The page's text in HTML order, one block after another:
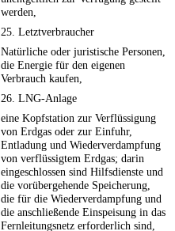
werden,
25. Letztverbraucher
Natürliche oder juristische Personen,
die Energie für den eigenen
Verbrauch kaufen,
26. LNG-Anlage
eine Kopfstation zur Verflüssigung
von Erdgas oder zur Einfuhr,
Entladung und Wiederverdampfung
von verflüssigtem Erdgas; darin
eingeschlossen sind Hilfsdienste und
die vorübergehende Speicherung,
die für die Wiederverdampfung und
die anschließende Einspeisung in das
Fernleitungsnetz erforderlich sind,